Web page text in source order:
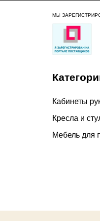
МЫ
Кабинеты
Кресла и
Мебель для